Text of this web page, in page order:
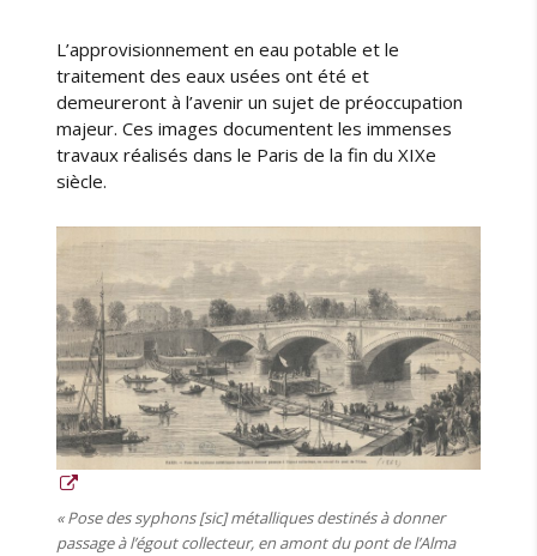
L’approvisionnement en eau potable et le
traitement des eaux usées ont été et
demeureront à l’avenir un sujet de préoccupation
majeur. Ces images documentent les immenses
travaux réalisés dans le Paris de la fin du XIXe
siècle.
« Pose des syphons [sic] métalliques destinés à donner
passage à l’égout collecteur, en amont du pont de l’Alma